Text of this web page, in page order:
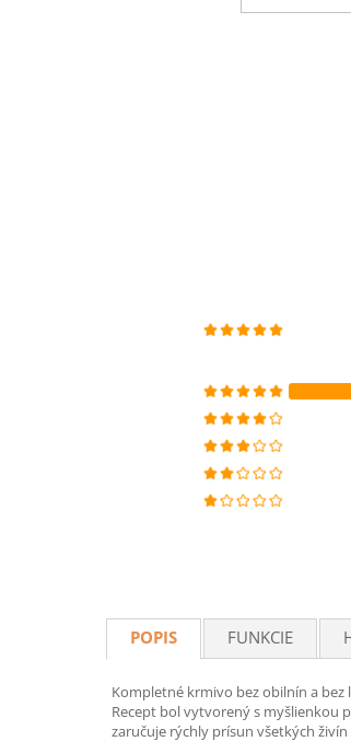
POPIS FUNKCIE
Kompletné krmivo bez obilnín a
Recept bol vytvorený s myšlienkou
zaručuje rýchly prísun všetkých